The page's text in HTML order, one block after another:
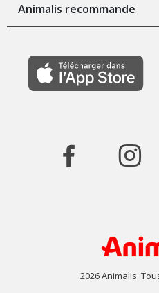
Animalis recommande
2026 Animalis.